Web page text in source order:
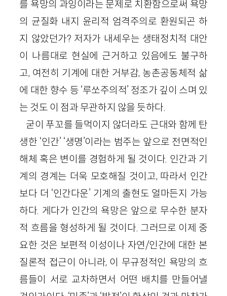
를 욕망의 과잉이라는 문제로 치환함으로써 욕망
의 균질화 내지 윤리적 엄격주의로 환원되곤 하
지 않았던가? 저자가 내세우는 생태정치적 대안
이 나름대로 현실에 근거하고 있음에도 불구하
고, 여전히 기계에 대한 거부감, 농촌공동체적 삶
에 대한 향수 등 ‘루쏘주의적’ 정조가 깊이 스며 있
는 것도 이 점과 무관하지 않을 듯하다.
굳이 푸꼬를 들먹이지 않더라도 근대와 함께 탄
생한 ‘인간’ ‘생명’이라는 범주는 앞으로 전면적인
해체 혹은 변이를 경험하게 될 것이다. 인간과 기
계의 경계는 더욱 모호해질 것이고, 따라서 인간
보다 더 ‘인간다운’ 기계의 출현도 얼마든지 가능
하다. 게다가 인간의 욕망은 앞으로 무수한 분자
적 흐름을 형성하게 될 것이다. 그러므로 이제 중
요한 것은 보편적 이성이나 자연/인간에 대한 본
질론적 접근이 아니라, 이 무규정적인 욕망의 흐
름들이 서로 교차하면서 어떤 배치를 만들어낼